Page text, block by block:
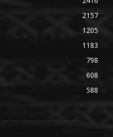
2157
1205
1183
798
608
588